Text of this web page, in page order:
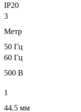
IP20
3
Метр
50 Гц
60 Гц
500 В
1
44.5 мм